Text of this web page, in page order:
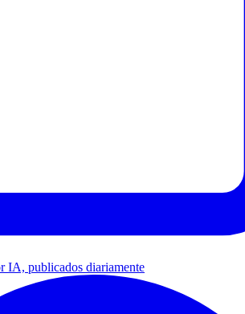
IA, publicados diariamente